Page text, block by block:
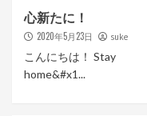
心新たに！
2020年5月23日 suke
こんにちは！ Stay
home&#x1...